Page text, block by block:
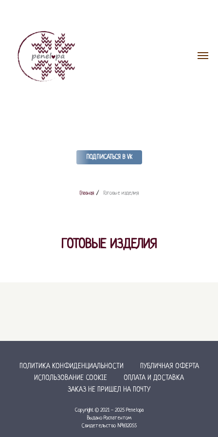
ПОДПИСАТЬСЯ В VK
Главная / Готовые изделия
ГОТОВЫЕ ИЗДЕЛИЯ
ПОЛИТИКА КОНФИДЕНЦИАЛЬНОСТИ
ПУБЛИЧНАЯ ОФЕРТА
ИСПОЛЬЗОВАНИЕ COOKIE
ОПЛАТА И ДОСТАВКА
ЗАКАЗ НЕ ПРИШЕЛ НА ПОЧТУ
Copyright © 2021 - 2025 Penelopa
Выдано Роспатентом
Свидетельство №832055